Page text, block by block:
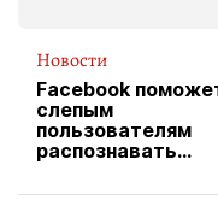
Новости
Facebook
слепым
пользователям
распознавать